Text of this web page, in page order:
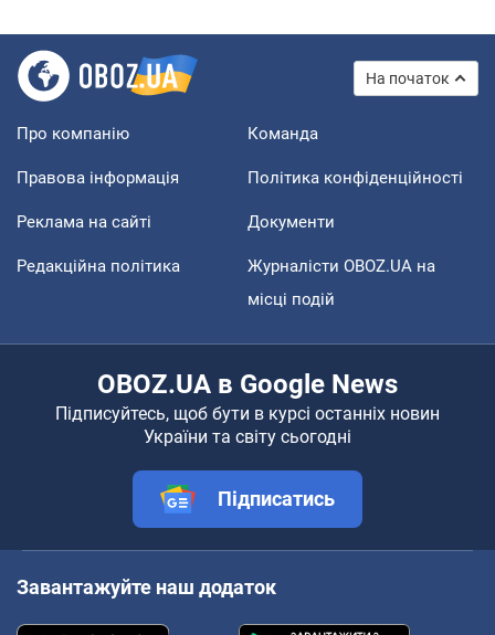
На початок
Про компанію Команда
Правова інформація Політика конфіденційності
Реклама на сайті Документи
Редакційна політика
Журналісти OBOZ.UA на
місці подій
OBOZ.UA в Google News
Підписуйтесь, щоб бути в курсі останніх новин
України та світу сьогодні
Підписатись
Завантажуйте наш додаток